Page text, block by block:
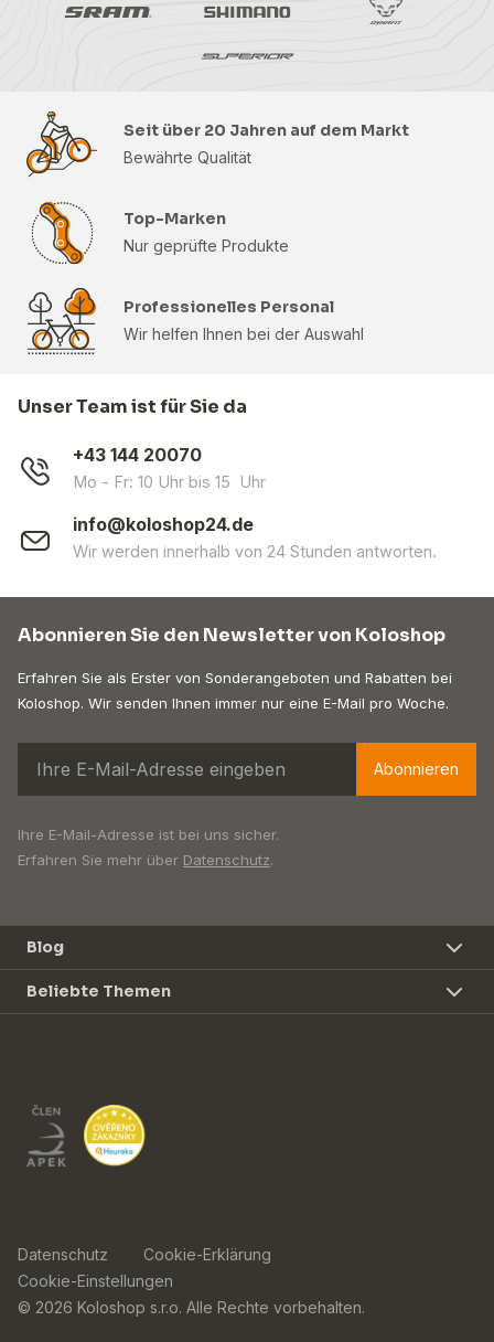
Seit über 20 Jahren auf dem Markt
Bewährte Qualität
Top-Marken
Nur geprüfte Produkte
Professionelles Personal
Wir helfen Ihnen bei der Auswahl
Unser Team ist für Sie da
+43 144 20070
Mo - Fr: 10 Uhr bis 15 Uhr
info@koloshop24.de
Wir werden innerhalb von 24 Stunden antworten.
Abonnieren Sie den Newsletter von Koloshop
Erfahren Sie als Erster von Sonderangeboten und Rabatten bei
Koloshop. Wir senden Ihnen immer nur eine E-Mail pro Woche.
Abonnieren
Ihre E-Mail-Adresse ist bei uns sicher.
Erfahren Sie mehr über Datenschutz.
Blog
Beliebte Themen
Datenschutz
Cookie-Erklärung
Cookie-Einstellungen
© 2026 Koloshop s.r.o. Alle Rechte vorbehalten.